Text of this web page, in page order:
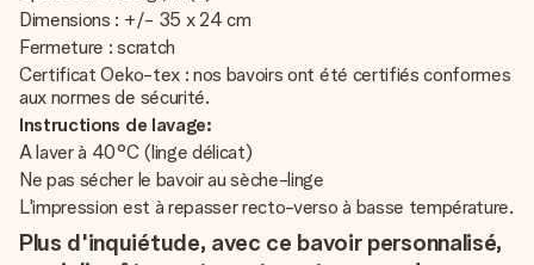
Dimensions : +/- 35 x 24 cm
Fermeture : scratch
Certificat Oeko-tex : nos bavoirs ont été certifiés conformes
aux normes de sécurité.
Instructions de lavage:
A laver à 40°C (linge délicat)
Ne pas sécher le bavoir au sèche-linge
L'impression est à repasser recto-verso à basse température.
Plus d'inquiétude, avec ce bavoir personnalisé,